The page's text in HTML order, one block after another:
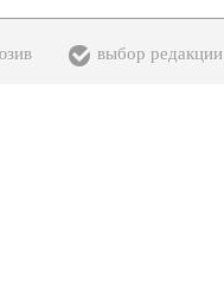
выбор редакции